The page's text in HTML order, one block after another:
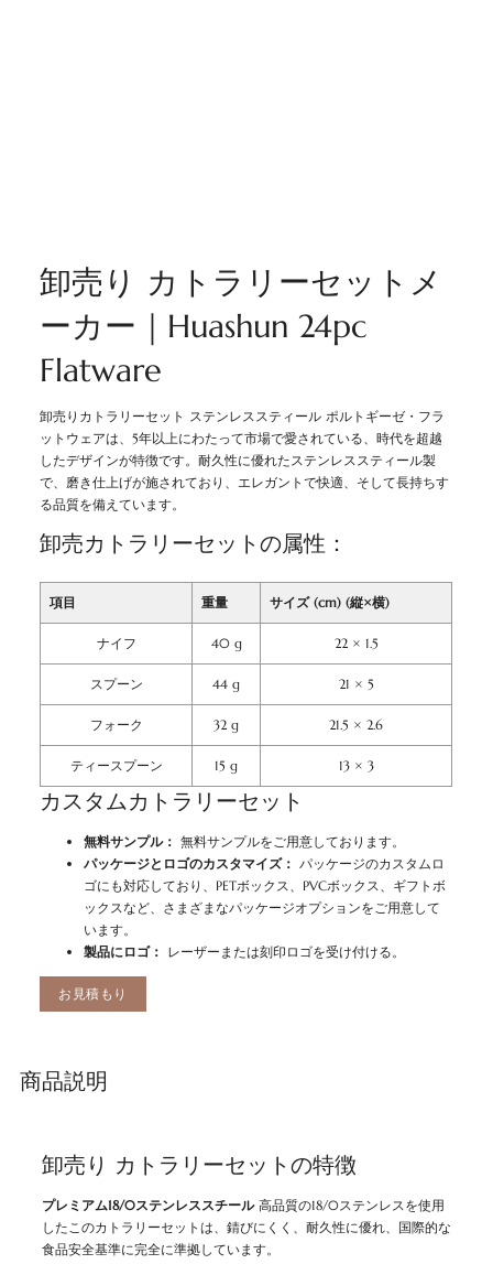
卸売り カトラリーセットメ
ーカー｜Huashun 24pc
Flatware
卸売りカトラリーセット ステンレススティール ポルトギーゼ・フラ
ットウェアは、5年以上にわたって市場で愛されている、時代を超越
したデザインが特徴です。耐久性に優れたステンレススティール製
で、磨き仕上げが施されており、エレガントで快適、そして長持ちす
る品質を備えています。
卸売カトラリーセットの属性：
項目 重量 サイズ (cm) (縦×横)
ナイフ 40 g 22 × 1.5
スプーン 44 g 21 × 5
フォーク 32 g 21.5 × 2.6
ティースプーン 15 g 13 × 3
カスタムカトラリーセット
無料サンプル： 無料サンプルをご用意しております。
パッケージとロゴのカスタマイズ： パッケージのカスタムロ
ゴにも対応しており、PETボックス、PVCボックス、ギフトボ
ックスなど、さまざまなパッケージオプションをご用意して
います。
製品にロゴ： レーザーまたは刻印ロゴを受け付ける。
お見積もり
商品説明
卸売り カトラリーセットの特徴
プレミアム18/0ステンレススチール高品質の18/0ステンレスを使用
したこのカトラリーセットは、錆びにくく、耐久性に優れ、国際的な
食品安全基準に完全に準拠しています。